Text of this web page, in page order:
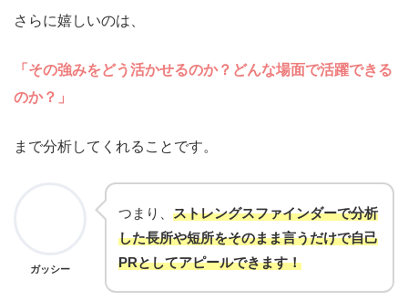
さらに嬉しいのは、
「その強みをどう活かせるのか？どんな場面で活躍できる
のか？」
まで分析してくれることです。
ガッシー
つまり、 ストレングスファインダーで分析
した長所や短所をそのまま言うだけで自己
PRとしてアピールできます！